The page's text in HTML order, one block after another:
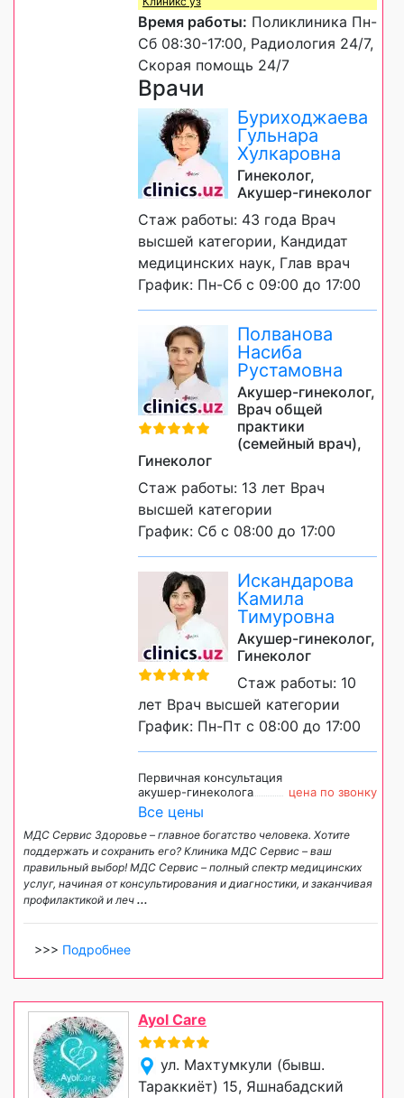
Время работы: Поликлиника Пн-
Сб 08:30-17:00, Радиология 24/7,
Скорая помощь 24/7
Врачи
Буриходжаева
Гульнара
Хулкаровна
Гинеколог,
Акушер-гинеколог
Стаж работы: 43 года Врач
высшей категории, Кандидат
медицинских наук, Глав врач
График: Пн-Сб с 09:00 до 17:00
Полванова
Насиба
Рустамовна
Акушер-гинеколог,
Врач общей
практики
(семейный врач),
Гинеколог
Стаж работы: 13 лет Врач
высшей категории
График: Сб с 08:00 до 17:00
Искандарова
Камила
Тимуровна
Акушер-гинеколог,
Гинеколог
Стаж работы: 10
лет Врач высшей категории
График: Пн-Пт с 08:00 до 17:00
Первичная консультация
акушер-гинеколога
цена по звонку
Все цены
МДС Сервис Здоровье – главное богатство человека. Хотите
поддержать и сохранить его? Клиника МДС Сервис – ваш
правильный выбор! МДС Сервис – полный спектр медицинских
услуг, начиная от консультирования и диагностики, и заканчивая
профилактикой и леч ...
>>> Подробнее
Ayol Care
ул. Махтумкули (бывш.
Тараккиёт) 15, Яшнабадский